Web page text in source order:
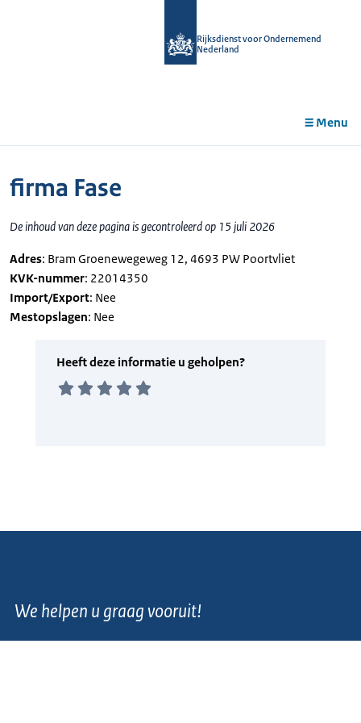
Rijksdienst voor Ondernemend
Nederland
Menu
firma Fase
De inhoud van deze pagina is gecontroleerd op 15 juli 2026
Adres: Bram Groenewegeweg 12, 4693 PW Poortvliet
KVK-nummer: 22014350
Import/Export: Nee
Mestopslagen: Nee
We helpen u graag vooruit!